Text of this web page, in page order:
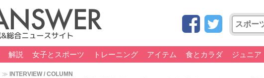
解説 女子とスポーツ トレーニング アイテム 食とカラダ ジュニア
INTERVIEW / COLUMN